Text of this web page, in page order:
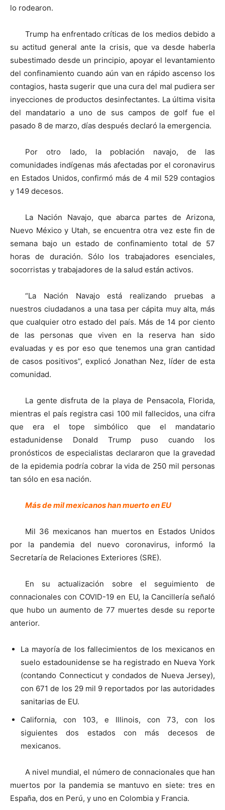
lo rodearon.
Trump ha enfrentado críticas de los medios debido a
su actitud general ante la crisis, que va desde haberla
subestimado desde un principio, apoyar el levantamiento
del confinamiento cuando aún van en rápido ascenso los
contagios, hasta sugerir que una cura del mal pudiera ser
inyecciones de productos desinfectantes. La última visita
del mandatario a uno de sus campos de golf fue el
pasado 8 de marzo, días después declaró la emergencia.
Por otro lado, la población navajo, de las
comunidades indígenas más afectadas por el coronavirus
en Estados Unidos, confirmó más de 4 mil 529 contagios
y 149 decesos.
La Nación Navajo, que abarca partes de Arizona,
Nuevo México y Utah, se encuentra otra vez este fin de
semana bajo un estado de confinamiento total de 57
horas de duración. Sólo los trabajadores esenciales,
socorristas y trabajadores de la salud están activos.
“La Nación Navajo está realizando pruebas a
nuestros ciudadanos a una tasa per cápita muy alta, más
que cualquier otro estado del país. Más de 14 por ciento
de las personas que viven en la reserva han sido
evaluadas y es por eso que tenemos una gran cantidad
de casos positivos”, explicó Jonathan Nez, líder de esta
comunidad.
La gente disfruta de la playa de Pensacola, Florida,
mientras el país registra casi 100 mil fallecidos, una cifra
que era el tope simbólico que el mandatario
estadunidense Donald Trump puso cuando los
pronósticos de especialistas declararon que la gravedad
de la epidemia podría cobrar la vida de 250 mil personas
tan sólo en esa nación.
Más de mil mexicanos han muerto en EU
Mil 36 mexicanos han muertos en Estados Unidos
por la pandemia del nuevo coronavirus, informó la
Secretaría de Relaciones Exteriores (SRE).
En su actualización sobre el seguimiento de
connacionales con COVID-19 en EU, la Cancillería señaló
que hubo un aumento de 77 muertes desde su reporte
anterior.
La mayoría de los fallecimientos de los mexicanos en
suelo estadounidense se ha registrado en Nueva York
(contando Connecticut y condados de Nueva Jersey),
con 671 de los 29 mil 9 reportados por las autoridades
sanitarias de EU.
California, con 103, e Illinois, con 73, con los
siguientes dos estados con más decesos de
mexicanos.
A nivel mundial, el número de connacionales que han
muertos por la pandemia se mantuvo en siete: tres en
España, dos en Perú, y uno en Colombia y Francia.